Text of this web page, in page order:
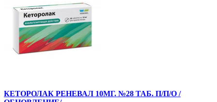
КЕТОРОЛАК РЕНЕВАЛ 10МГ. №28 ТАБ. П/П/О /